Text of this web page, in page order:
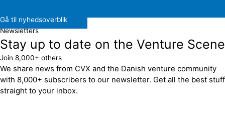
Gå til nyhedsoverblik
Newsletters
Stay up to date on the Venture Scene
Join 8,000+ others
We share news from CVX and the Danish venture community
with 8,000+ subscribers to our newsletter. Get all the best stuff
straight to your inbox.